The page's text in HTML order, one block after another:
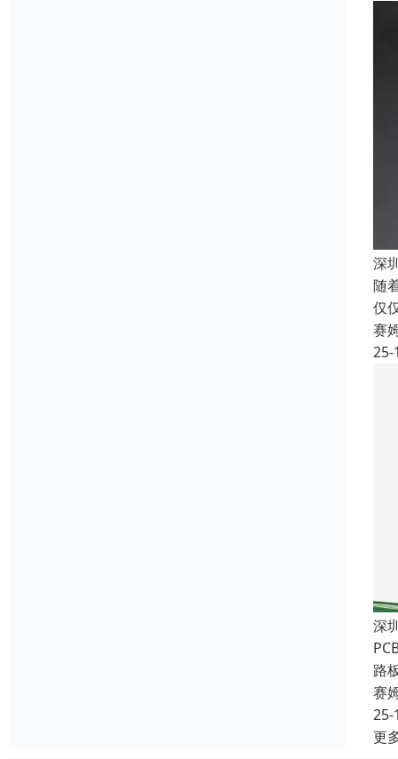
深
随
仅
赛
25-
深
路
赛
25-
更